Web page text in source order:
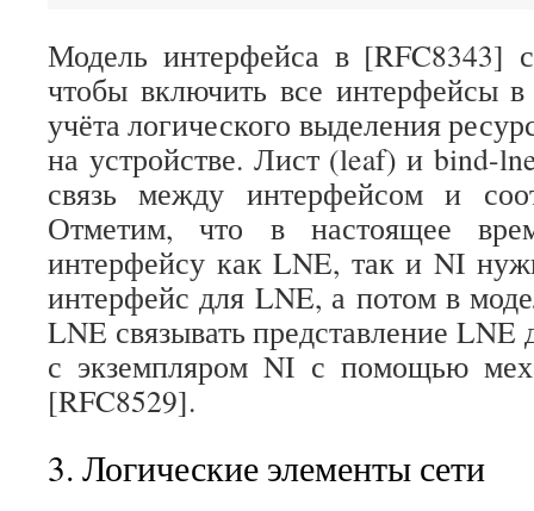
Модель интерфейса в [RFC8343]
чтобы включить все интерфейсы
учёта логического выделения
на устройстве. Лист (leaf) и bind-
связь между интерфейсом и
Отметим, что в настоящее
интерфейсу как LNE, так и NI
интерфейс для LNE, а потом в
LNE связывать представление LNE
с экземпляром NI с помощью
[RFC8529].
3. Логические элементы сети